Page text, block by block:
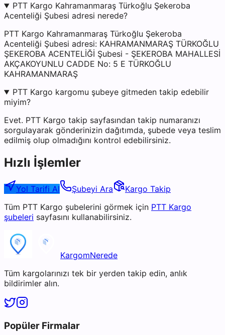
PTT Kargo Kahramanmaraş Türkoğlu Şekeroba
Acenteliği Şubesi adresi nerede?
PTT Kargo Kahramanmaraş Türkoğlu Şekeroba
Acenteliği Şubesi adresi: KAHRAMANMARAŞ TÜRKOĞLU
ŞEKEROBA ACENTELİĞİ Şubesi - ŞEKEROBA MAHALLESİ
AKÇAKOYUNLU CADDE No: 5 E TÜRKOĞLU
KAHRAMANMARAŞ
PTT Kargo kargomu şubeye gitmeden takip edebilir
miyim?
Evet. PTT Kargo takip sayfasından takip numaranızı
sorgulayarak gönderinizin dağıtımda, şubede veya teslim
edilmiş olup olmadığını kontrol edebilirsiniz.
Hızlı İşlemler
Yol Tarifi Al Şubeyi Ara
Kargo Takip
Tüm PTT Kargo şubelerini görmek için PTT Kargo
şubeleri sayfasını kullanabilirsiniz.
KargomNerede
Tüm kargolarınızı tek bir yerden takip edin, anlık
bildirimler alın.
Popüler Firmalar